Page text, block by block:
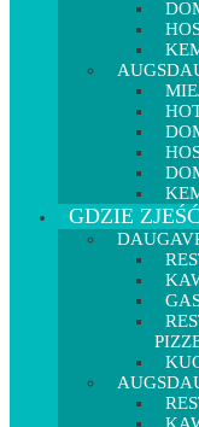
GDZIE ZJEŚĆ